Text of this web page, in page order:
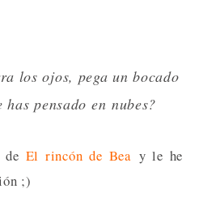
los ojos, pega un bocado
pensado en nubes?
El rincón de Beay le he
;)